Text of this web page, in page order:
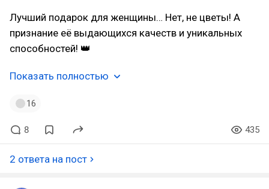
Лучший подарок для женщины… Нет, не цветы! А
признание её выдающихся качеств и уникальных
способностей! 👑
Показать полностью
16
8 435
2 ответа на пост